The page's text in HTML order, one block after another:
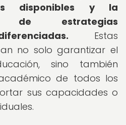
disponibles y la
de estrategias
Estas
no solo garantizar el
sino también
de todos los
sus capacidades o